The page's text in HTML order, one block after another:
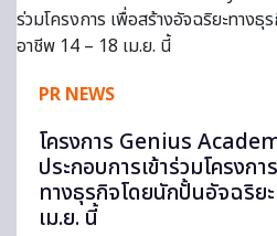
PR NEWS
โครงการ Genius
ประกอบการเข้าร่วมโครงก
ทางธุรกิจโดยนักปั้นอัจฉริย
เม.ย. นี้